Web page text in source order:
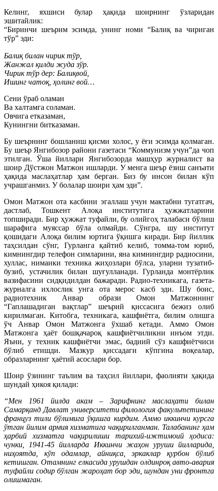
Келинг, яхшиси булар ҳақида шоирнинг ўзларидан
эшитайлик:
“Биринчи шеърим эсимда, унинг номи “Балиқ ва чириган
тўр” эди:
Балиқ билан чирик тўр,
Жанжал қилди жуда зўр.
Чирик тўр дер: Балиқвой,
Ишинг чатоқ, ҳолинг вой…
Сени ўраб оламан
Ва халтамга соламан.
Овчига етказаман,
Кунингни битказаман.
Бу шеърнинг бошланиш қисми холос, у ёғи эсимда қолмаган.
Бу шеър Янгибозор райони газетаси “Коммунизм учун”да чоп
этилган. Ўша йиллари Янгибозорда машҳур журналист ва
шоир Дўстжон Матжон ишларди. У менга шеър ёзиш санъати
ҳақида маслаҳатлар ҳам берган. Биз бу инсон билан кўп
учрашганмиз. У болалар шоири ҳам эди”.
Омон Матжон ота касбини эгаллаш учун мактабни тугатгач,
дастлаб, Тошкент Алоқа институтига ҳужжатларини
топширади. Бир ҳужжат туфайли, бу олийгоҳ талабаси бўлиш
шарафига муяссар бўла олмайди. Сўнгра, шу институт
қошидаги Алоқа билим юртига ўқишга киради. Бир йиллик
таҳсилдан сўнг, Гурланга қайтиб келиб, томма-том юриб,
кимнингдир телефон симларини, яна кимнингдир радиосини,
хуллас, нимаики техника жиҳозлари бўлса, уларни тузатиб-
бузиб, устачилик билан шуғулланади. Гурланда монтёрлик
вазифасини сидқидилдан бажаради. Радио-техникага, газета-
журналга ихлослик унга ота мерос касб эди. Шу боис,
радиотехник Анвар образи Омон Матжоннинг
“Гаплашадиган вақтлар” шеърий қиссасига бежиз олиб
кирилмаган. Китобга, техникага, кашфиётга, билим олишга
ўч Анвар Омон Матжонга ўхшаб кетади. Аммо Омон
Матжонга ҳаёт бошқачароқ кашфиётчиликни инъом этди.
Яъни, у техник кашфиётчи эмас, бадиий сўз кашфиётчиси
бўлиб етишди. Мазкур қиссадаги кўпгина воқеалар,
образларнинг ҳаётий асослари бор.
Шоир ўзининг таълим ва таҳсил йиллари, фаолияти ҳақида
шундай ҳикоя қилади:
“Мен 1961 йилда акам – Зарифнинг маслаҳати билан
Самарқанд Давлат университети филология факультетининг
француз тили бўлимига ўқишга кирдим. Аммо иккинчи курсга
ўтган йилим армия хизматига чақирилганман. Талабанинг ҳам
ҳарбий хизматга чақирилиши тарихий-ижтимоий ҳодиса:
чунки, 1941-45 йилларда Иккинчи жаҳон уруши йилларида,
ниҳоятда, кўп одамлар, айниқса, эркаклар қурбон бўлиб
кетишган. Отамнинг елкасида урушдан олдинроқ авто-авария
туфайли содир бўлган жароҳат бор эди, шундан уни фронтга
олишмаган.